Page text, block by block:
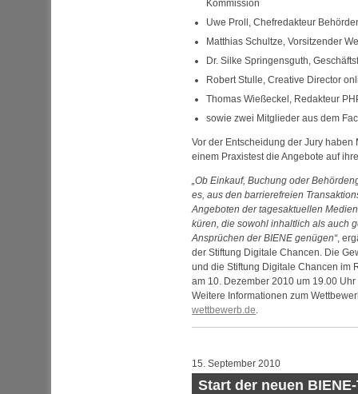
Kommission
Uwe Proll, Chefredakteur
Matthias Schultze, Vorsitzender
Dr. Silke Springensguth,
Robert Stulle,Creative Director
Thomas Wießeckel, Redakteur
sowie zwei Mitglieder aus dem
Vor der Entscheidung der Jury
einem Praxistest die Angebote auf
Ob Einkauf, Buchung oder
es, aus den barrierefreien
Angeboten der tagesaktuellen
küren, die sowohl inhaltlich als auch
Ansprüchen der BIENE genügen ,
der Stiftung Digitale Chancen. Die
und die Stiftung Digitale Chancen im
am 10. Dezember 2010 um 19.00
Weitere Informationen zum
wettbewerb.de
15. September 2010
Start der neuen